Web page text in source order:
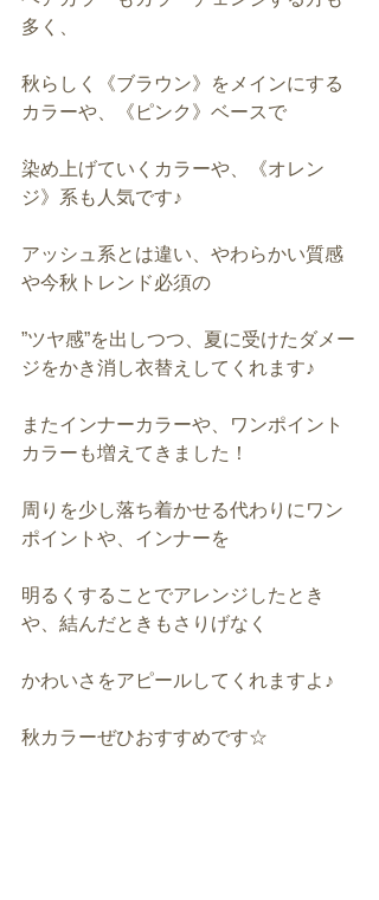
多く、
秋らしく《ブラウン》をメインにする
カラーや、《ピンク》ベースで
染め上げていくカラーや、《オレン
ジ》系も人気です♪
アッシュ系とは違い、やわらかい質感
や今秋トレンド必須の
”ツヤ感”を出しつつ、夏に受けたダメー
ジをかき消し衣替えしてくれます♪
またインナーカラーや、ワンポイント
カラーも増えてきました！
周りを少し落ち着かせる代わりにワン
ポイントや、インナーを
明るくすることでアレンジしたとき
や、結んだときもさりげなく
かわいさをアピールしてくれますよ♪
秋カラーぜひおすすめです☆